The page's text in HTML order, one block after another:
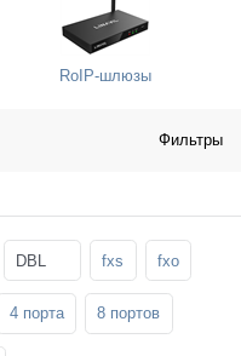
RoIP-шлюзы
Фильтры
DBL fxs fxo
4 порта 8 портов
и